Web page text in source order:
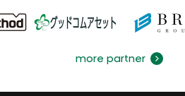
more partner